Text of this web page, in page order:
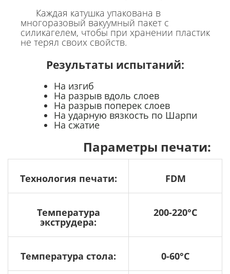
Каждая катушка упакована в
многоразовый вакуумный пакет с
силикагелем, чтобы при хранении пластик
не терял своих свойств.
Результаты испытаний:
На изгиб
На разрыв вдоль слоев
На разрыв поперек слоев
На ударную вязкость по Шарпи
На сжатие
Параметры печати:
Технология печати: FDM
Температура
экструдера:
200-220°C
Температура стола: 0-60°C